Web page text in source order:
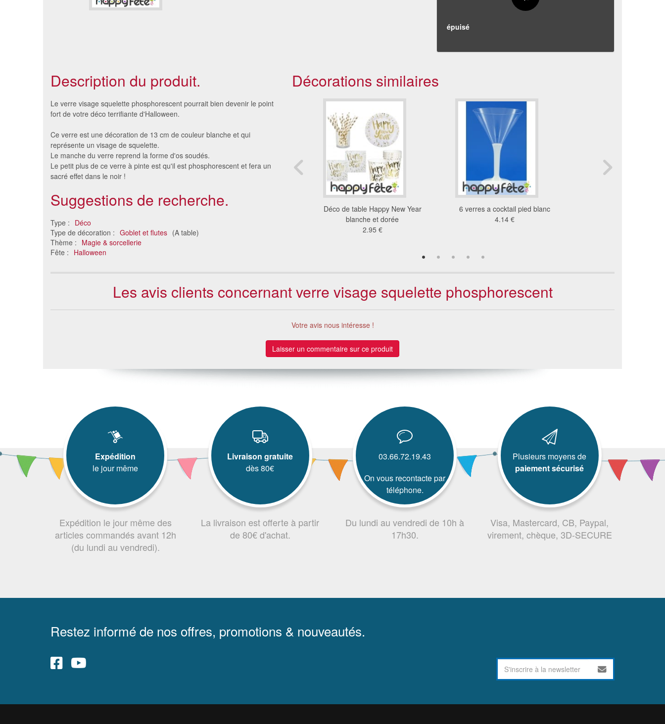
épuisé
Description du produit.
Le verre visage squelette phosphorescent pourrait bien devenir le point
fort de votre déco terrifiante d'Halloween.
Ce verre est une décoration de 13 cm de couleur blanche et qui
représente un visage de squelette.
Le manche du verre reprend la forme d'os soudés.
Le petit plus de ce verre à pinte est qu'il est phosphorescent et fera un
sacré effet dans le noir !
Suggestions de recherche.
Type : Déco
Type de décoration : Goblet et flutes (A table)
Thème : Magie & sorcellerie
Fête : Halloween
Décorations similaires
50 gobelets 20 cl
biodégradable
18 €
Tasse a cafe marron et
Déco de table Happy New Year
blanche et dorée
2.95 €
6 verres a cocktail pied blanc
4.14 €
Les avis clients concernant verre visage squelette phosphorescent
Votre avis nous intéresse !
Laisser un commentaire sur ce produit
Expédition
le jour même
Expédition le jour même des
articles commandés avant 12h
(du lundi au vendredi).
Livraison gratuite
dès 80€
La livraison est offerte à partir
de 80€ d'achat.
03.66.72.19.43
On vous recontacte par
téléphone.
Du lundi au vendredi de 10h à
17h30.
Plusieurs moyens de
paiement sécurisé
Visa, Mastercard, CB, Paypal,
virement, chèque, 3D-SECURE
Restez informé de nos offres, promotions & nouveautés.